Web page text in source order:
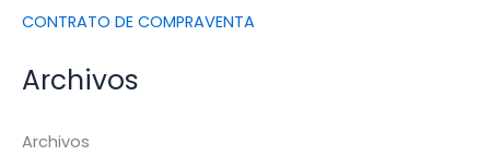
CONTRATO DE COMPRAVENTA
Archivos
Archivos